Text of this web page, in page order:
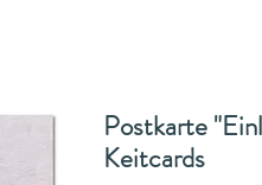
Postkarte
Keitcards